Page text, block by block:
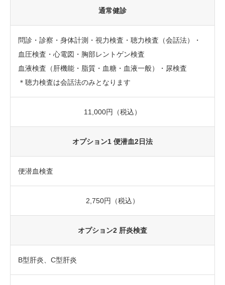
通常健診
問診・診察・身体計測・視力検査・聴力検査（会話法）・
血圧検査・心電図・胸部レントゲン検査
血液検査（肝機能・脂質・血糖・血液一般）・尿検査
＊聴力検査は会話法のみとなります
11,000円（税込）
オプション1 便潜血2日法
便潜血検査
2,750円（税込）
オプション2 肝炎検査
B型肝炎、C型肝炎